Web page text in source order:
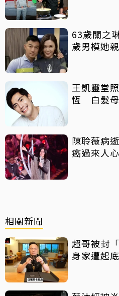
63歲關之
歲男模她
王凱靈堂
恆 白髮母
陳聆薇病
癌過來人
相關新聞
超哥被封
身家遭起